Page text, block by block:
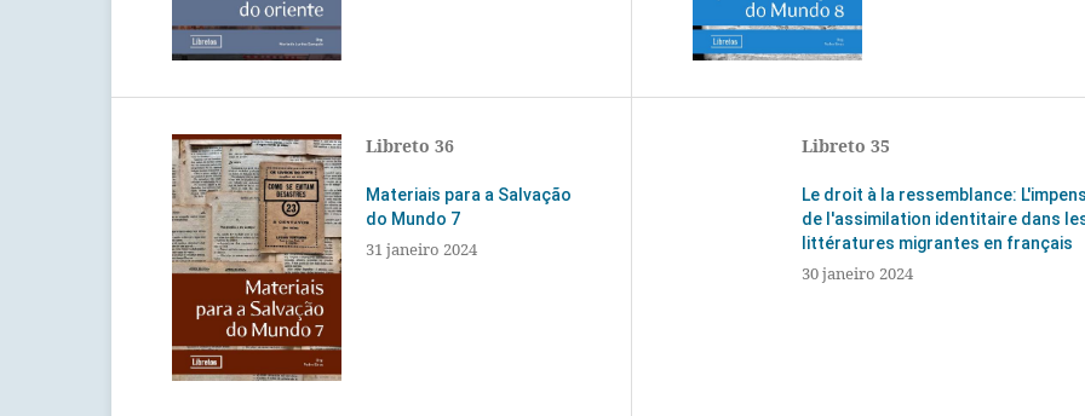
Libreto 36
Materiais para a Salvação
do Mundo 7
31 janeiro 2024
Libreto 35
Le droit à la ressemblance:
de l'assimilation identitaire dans
littératures migrantes en français
30 janeiro 2024